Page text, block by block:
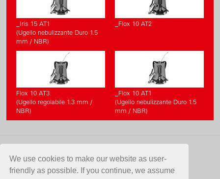
We use cookies to make our website as user-
friendly as possible. If you continue, we assume
_Iris 15 AT1
(Ugello nebulizzante Duro 1.5
mm / NBR)
_Flox 10 AT2
Flox 10 AT3
(Ugello regolabile 1.3 mm /
NBR)
_Flox 10 AT1
(Ugello nebulizzante Duro 1.5
mm / NBR)
CONTATTO